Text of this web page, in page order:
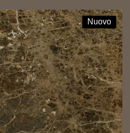
Nuovo